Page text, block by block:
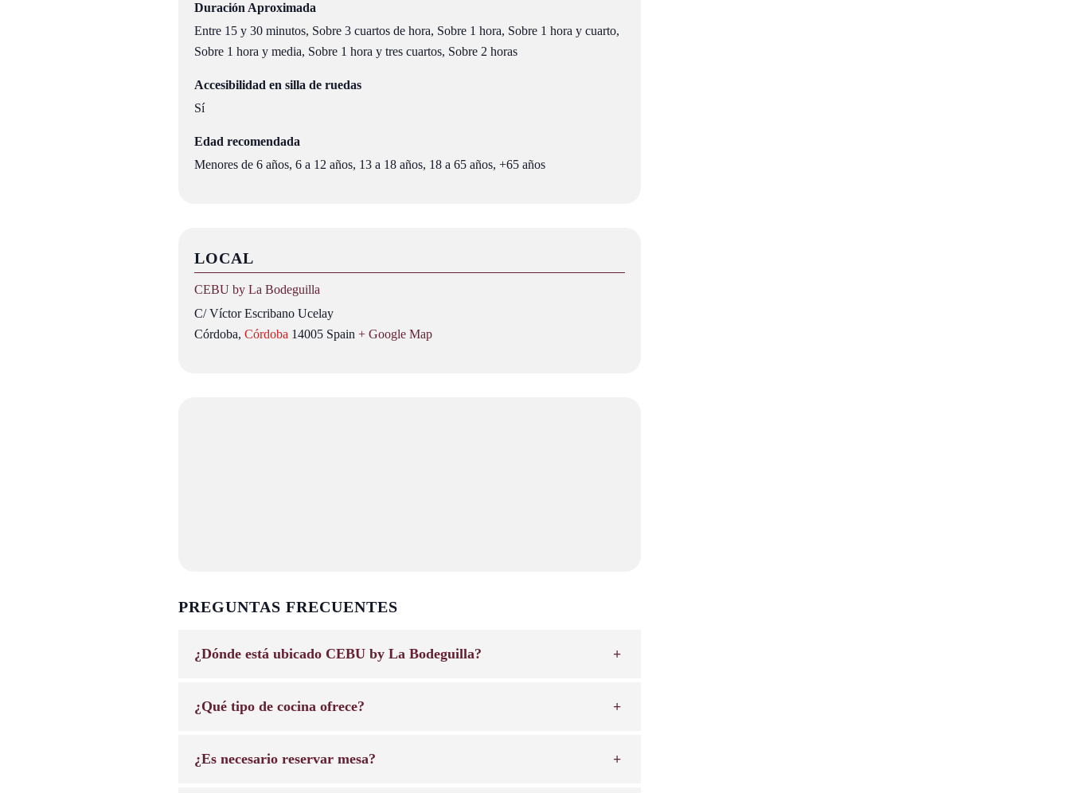
Duración Aproximada
Entre 15 y 30 minutos, Sobre 3 cuartos de hora, Sobre 1 hora, Sobre 1 hora y cuarto,
Sobre 1 hora y media, Sobre 1 hora y tres cuartos, Sobre 2 horas
Accesibilidad en silla de ruedas
Sí
Edad recomendada
Menores de 6 años, 6 a 12 años, 13 a 18 años, 18 a 65 años, +65 años
LOCAL
CEBU by La Bodeguilla
C/ Víctor Escribano Ucelay
Córdoba, Córdoba 14005 Spain + Google Map
PREGUNTAS FRECUENTES
¿Dónde está ubicado CEBU by La Bodeguilla?
¿Qué tipo de cocina ofrece?
¿Es necesario reservar mesa?